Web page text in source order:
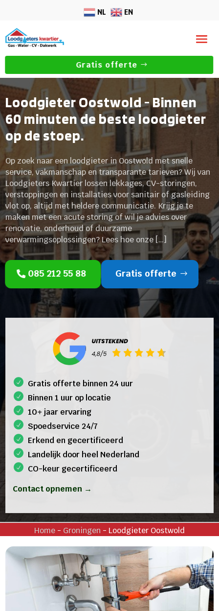
NL EN
Gratis offerte
Loodgieter Oostwold - Binnen
60 minuten de beste loodgieter
op de stoep.
Op zoek naar een loodgieter in Oostwold met snelle
service, vakmanschap en transparante tarieven? Wij van
Loodgieters Kwartier lossen lekkages, CV-storingen,
verstoppingen en installaties voor sanitair of gasleiding
vlot op, altijd met heldere communicatie. Krijg je te
maken met een acute storing of wil je advies over
renovatie, onderhoud of duurzame
verwarmingsoplossingen? Lees hoe onze […]
085 212 55 88 Gratis offerte
Gratis offerte binnen 24 uur
Binnen 1 uur op locatie
10+ jaar ervaring
Spoedservice 24/7
Erkend en gecertificeerd
Landelijk door heel Nederland
CO-keur gecertificeerd
Contact opnemen →
Home- Groningen - Loodgieter Oostwold